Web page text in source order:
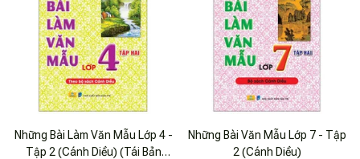
Những Bài Làm Văn Mẫu Lớp 4 -
Tập 2 (Cánh Diều) (Tái Bản
Những Bài Văn Mẫu Lớp 7 - Tập
2 (Cánh Diều)